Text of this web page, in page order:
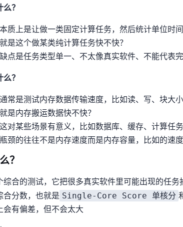
干什么？
本质上是让CPU做一类固定计算任务，然后统计单位时间完
就是“这个CPU做某类纯计算任务快不快？”
缺点是任务类型单一、不太像真实软件、不能代表
在干什么？
通常是测试内存数据传输速度，比如读、写、块大
就是“内存搬运数据快不快？”
这对某些场景有意义，比如数据库、缓存、计算任
瓶颈的往往不是内存速度而是内存容量，比如8GB的速度
么？
5)是一个综合的CPU测试，它把很多真实软件里
合分数，也就是 Single-Core Score 单核分
会有偏差，但不会太大)